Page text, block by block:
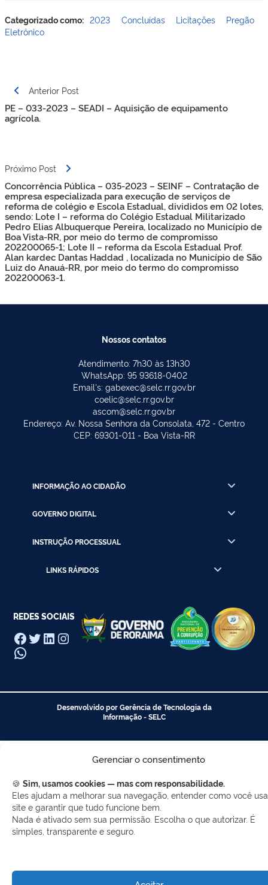
Gerenciar o consentimento
🍪 Sim, usamos cookies — mas com responsabilidade.
Eles ajudam a melhorar sua navegação, entender como você
site e garantir que tudo funcione bem.
Nada é ativado sem sua permissão. Escolha o que autorizar. É
simples, transparente e seguro.
Categorizado como: 2023 Concluídas Licitações
Pregão
Eletrônico
Navegação
de
Post
Anterior Post
PE – 033-2023 – SEADI – Aquisição de equipamento
agrícola.
Próximo Post
Concorrência Pública – 035-2023 – SEINF – Contratação de
empresa especializada para execução de serviços de
reforma de colégio e Escola Estadual, divididos em 02 lotes,
sendo: Lote I – reforma do Colégio Estadual Militarizado
Pedro Elias Albuquerque Pereira, localizado no Município de
Boa Vista-RR, por meio do termo de compromisso
202200065-1; Lote II – reforma da Escola Estadual Prof.
Alan kardec Dantas Haddad , localizada no Município de São
Luiz do Anauá-RR, por meio do termo do compromisso
202200063-1.
Nossos contatos
Atendimento: 7h30 às 13h30
WhatsApp: 95 93618-0402
Email's: gabexec@selc.rr.gov.br
coelic@selc.rr.gov.br
ascom@selc.rr.gov.br
Endereço: Av. Nossa Senhora da Consolata, 472 - Centro
CEP: 69301-011 - Boa Vista-RR
INFORMAÇÃO AO CIDADÃO
GOVERNO DIGITAL
INSTRUÇÃO PROCESSUAL
LINKS RÁPIDOS
REDES SOCIAIS
Facebook
Twitter
LinkedIn
Instagram
WhatsApp
Desenvolvido por Gerência de Tecnologia da
Informação - SELC